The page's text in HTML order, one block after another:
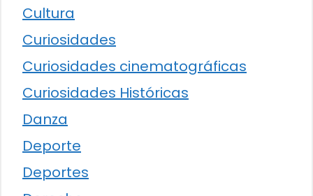
Cultura
Curiosidades
Curiosidades cinematográficas
Curiosidades Históricas
Danza
Deporte
Deportes